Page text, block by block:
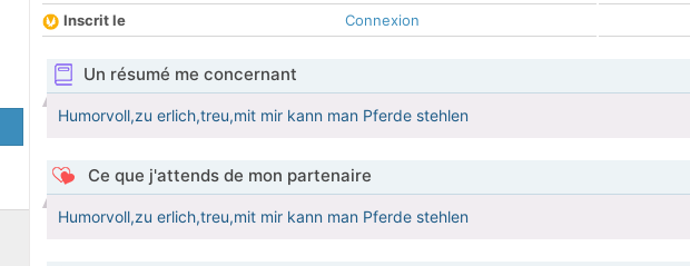
Inscrit le
Connexion
Un résumé me concernant
Humorvoll,zu erlich,treu,mit mir kann man Pferde stehlen
Ce que j'attends de mon partenaire
Humorvoll,zu erlich,treu,mit mir kann man Pferde stehlen